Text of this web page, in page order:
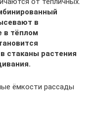
в
в тёплом
стаканы растения
ёмкости рассады